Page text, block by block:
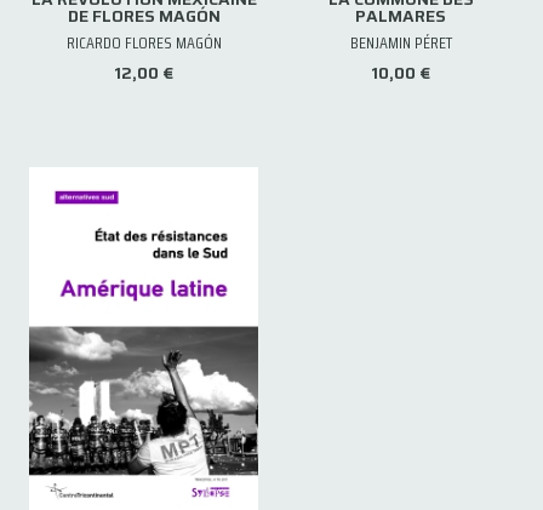
DE FLORES MAGÓN
RICARDO FLORES MAGÓN
12,00 €
PALMARES
BENJAMIN PÉRET
10,00 €